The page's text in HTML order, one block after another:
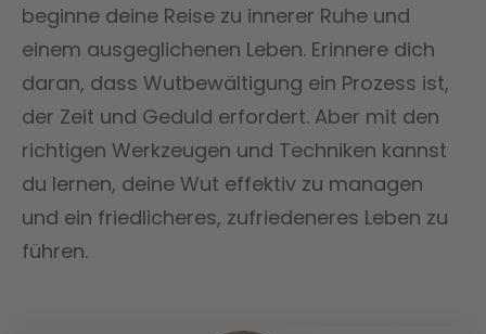
beginne deine Reise zu innerer Ruhe und
einem ausgeglichenen Leben. Erinnere dich
daran, dass Wutbewältigung ein Prozess ist,
der Zeit und Geduld erfordert. Aber mit den
richtigen Werkzeugen und Techniken kannst
du lernen, deine Wut effektiv zu managen
und ein friedlicheres, zufriedeneres Leben zu
führen.